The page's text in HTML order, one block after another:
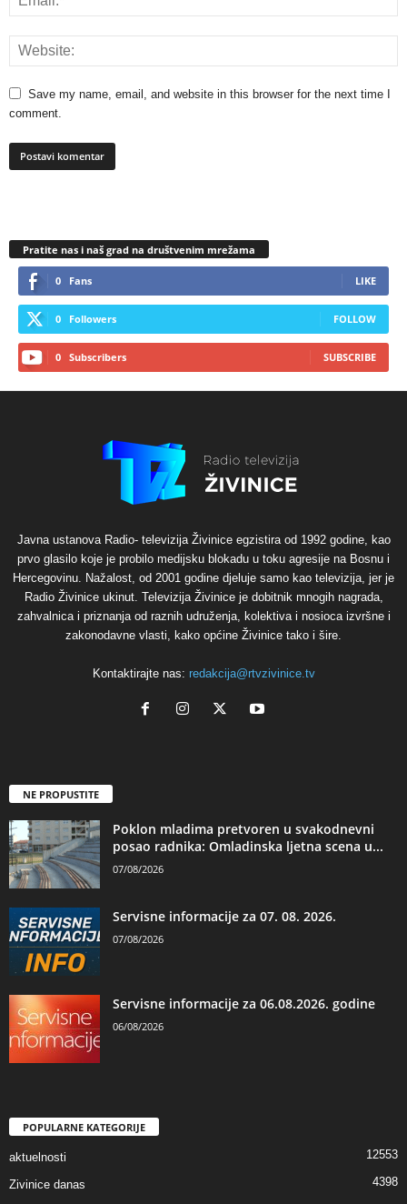
Save my name, email, and website in this browser for the next time I
comment.
Pratite nas i naš grad na društvenim mrežama
0 Fans LIKE
0 Followers FOLLOW
0 Subscribers SUBSCRIBE
Javna ustanova Radio- televizija Živinice egzistira od 1992 godine, kao
prvo glasilo koje je probilo medijsku blokadu u toku agresije na Bosnu i
Hercegovinu. Nažalost, od 2001 godine djeluje samo kao televizija, jer je
Radio Živinice ukinut. Televizija Živinice je dobitnik mnogih nagrada,
zahvalnica i priznanja od raznih udruženja, kolektiva i nosioca izvršne i
zakonodavne vlasti, kako općine Živinice tako i šire.
Kontaktirajte nas: redakcija@rtvzivinice.tv
NE PROPUSTITE
Poklon mladima pretvoren u svakodnevni
posao radnika: Omladinska ljetna scena u...
07/08/2026
Servisne informacije za 07. 08. 2026.
07/08/2026
Servisne informacije za 06.08.2026. godine
06/08/2026
POPULARNE KATEGORIJE
aktuelnosti 12553
Zivinice danas
4398